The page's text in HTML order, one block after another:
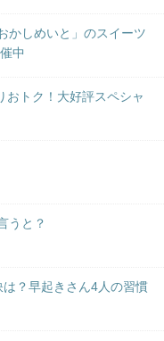
かしめいと」のスイーツ
中
おトク！大好評スペシャ
うと？
？早起きさん4人の習慣